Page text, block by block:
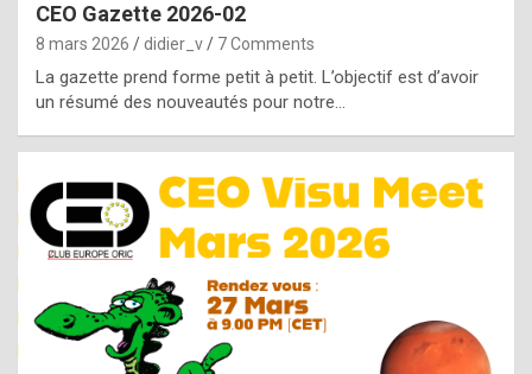
g
e
n
u
i
n
e
R
o
CEO Gazette 2026-02
8 mars 2026 didier_v 7 Comments
La gazette prend forme petit à petit. L’objectif est d’avoir
un résumé des nouveautés pour notre…